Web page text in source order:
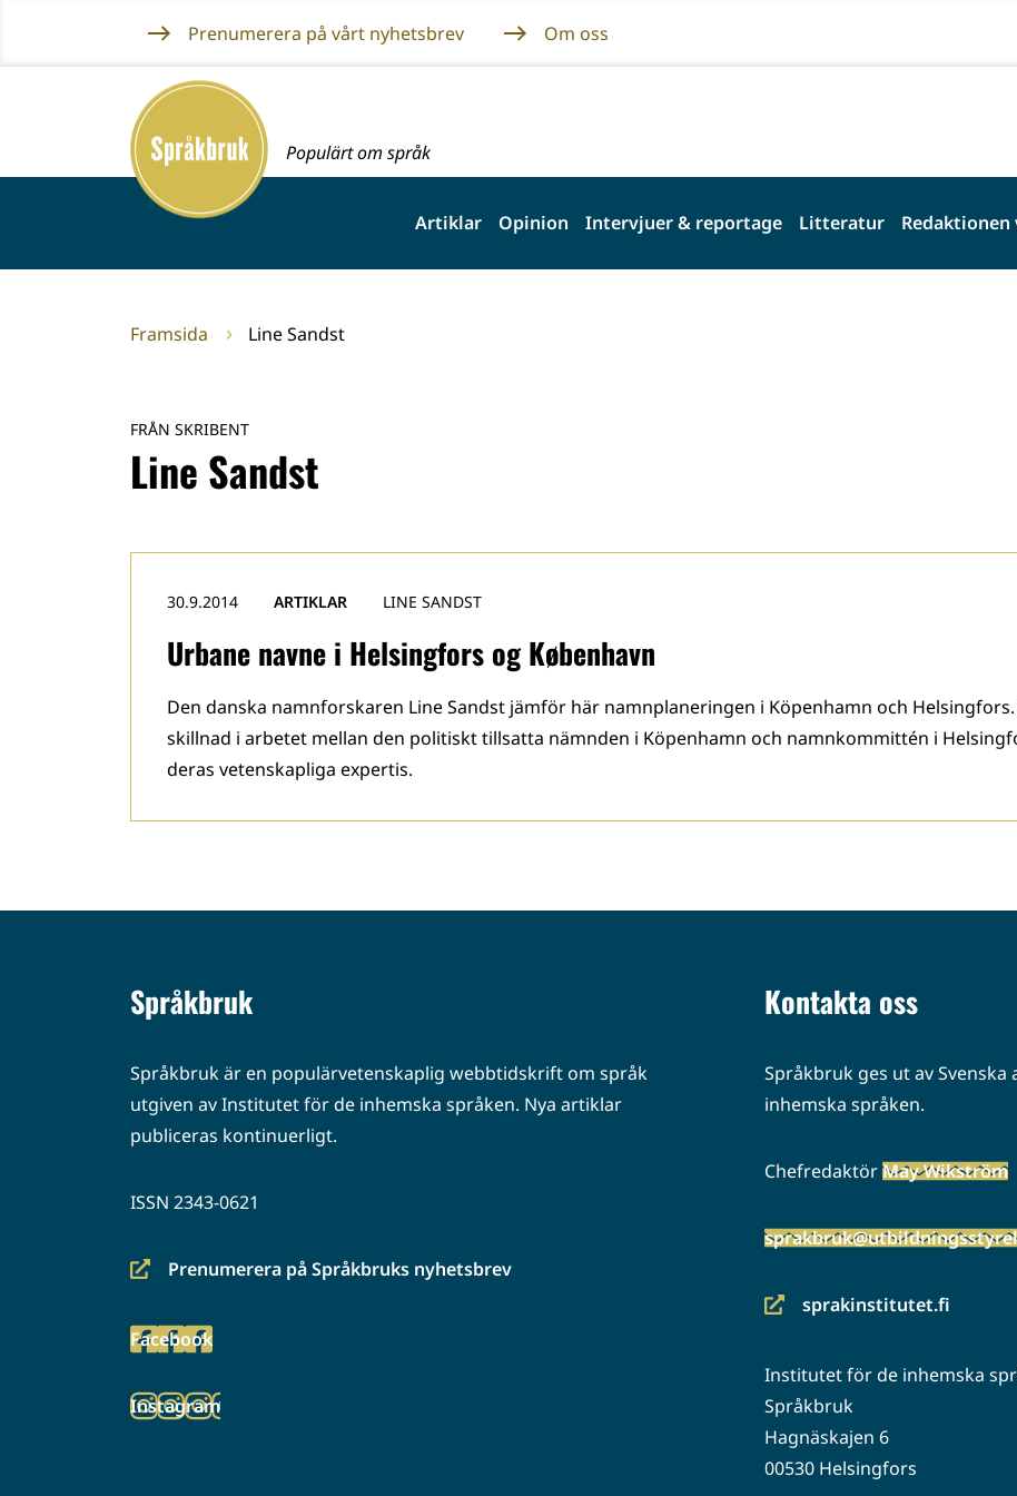
innehållet
Prenumerera på vårt nyhetsbrev Om oss
Framsida
Populärt om språk
Artiklar Opinion Intervjuer & reportage Litteratur Redaktionen
Framsida Line Sandst
FRÅN SKRIBENT
Line Sandst
Urbane navne i Helsingfors og København
30.9.2014 ARTIKLAR LINE SANDST
Den danska namnforskaren Line Sandst jämför här namnplaneringen i Köpenhamn och
skillnad i arbetet mellan den politiskt tillsatta nämnden i Köpenhamn och namnkommittén i
deras vetenskapliga expertis.
Språkbruk
Språkbruk är en populärvetenskaplig webbtidskrift om språk
utgiven av Institutet för de inhemska språken. Nya artiklar
publiceras kontinuerligt.
ISSN 2343-0621
Prenumerera på Språkbruks nyhetsbrev
(siirryt
palveluun)
Facebook
(siirryt
palveluun)
Instagram
(siirryt
Kontakta oss
Språkbruk ges ut av
inhemska språken.
ChefredaktörMay Wikström
sprakinstitutet.fi
(siirryt
palveluun)
Institutet för de inhemska
Språkbruk
Hagnäskajen 6
00530 Helsingfors